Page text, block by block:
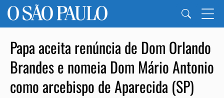
Papa aceita renúncia de Dom Orlando
Brandes e nomeia Dom Mário Antonio
como arcebispo de Aparecida (SP)